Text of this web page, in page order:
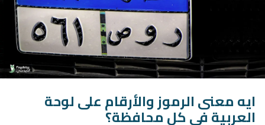
ايه معنى الرموز والأرقام على لوحة
العربية في كل محافظة؟